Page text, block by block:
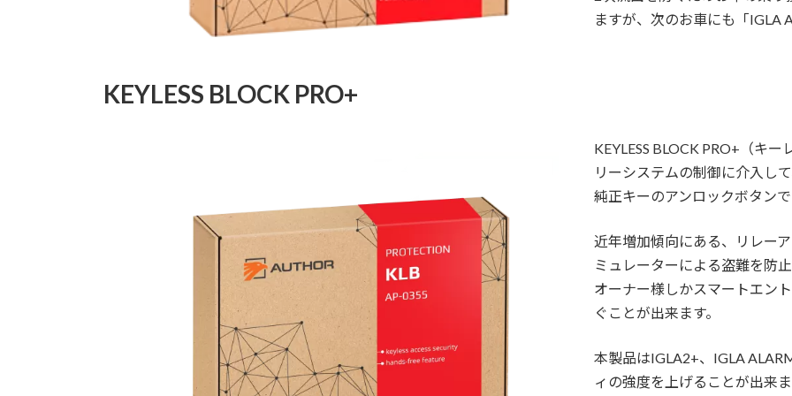
ますが、次のお車にも「IGLA
KEYLESS BLOCK PRO+
KEYLESS BLOCK PRO+（キ
リーシステムの制御に介入し
純正キーのアンロックボタン
近年増加傾向にある、リレー
ミュレーターによる盗難を防
オーナー様しかスマートエン
ぐことが出来ます。
本製品はIGLA2+、IGLA
ィの強度を上げることが出来